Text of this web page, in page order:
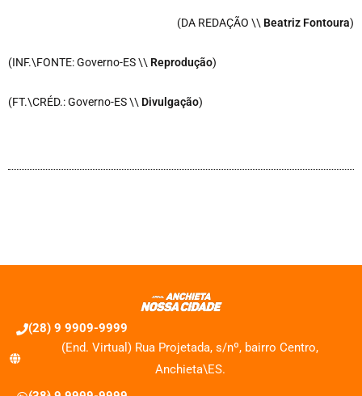
(DA REDAÇÃO \\ Beatriz Fontoura)
(INF.\FONTE: Governo-ES \\ Reprodução)
(FT.\CRÉD.: Governo-ES \\ Divulgação)
(28) 9 9909-9999
(End. Virtual) Rua Projetada, s/nº, bairro Centro,
Anchieta\ES.